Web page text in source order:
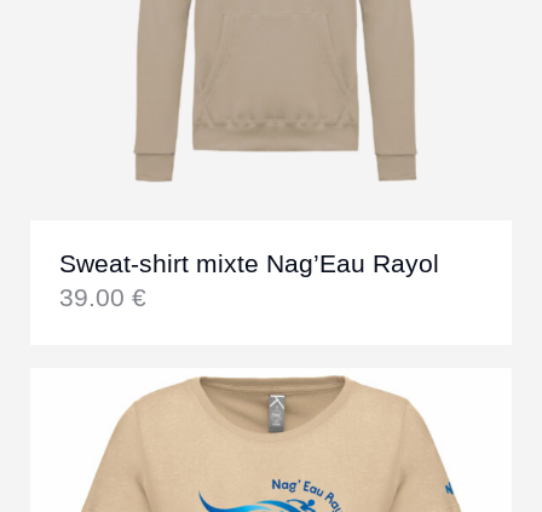
Sweat-shirt mixte Nag’Eau Rayol
39.00€